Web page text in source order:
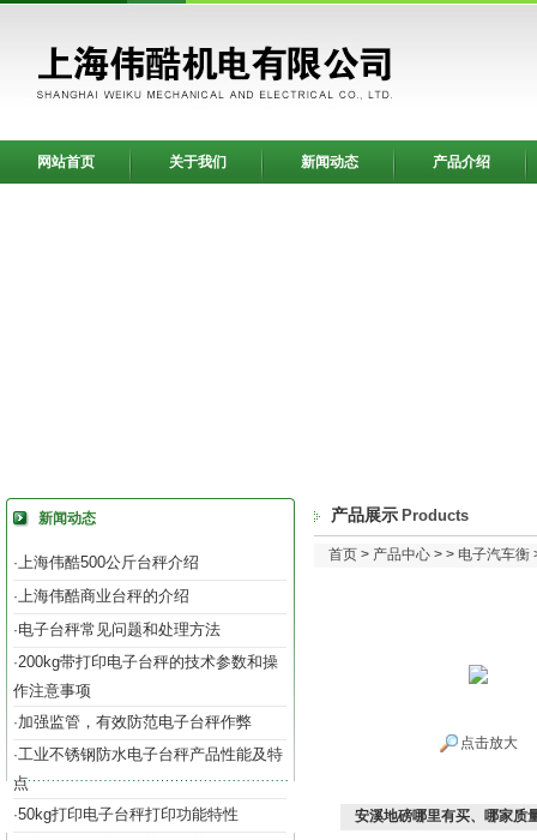
网站首页 关于我们 新闻动态 产品介绍
新闻动态
·上海伟酷500公斤台秤介绍
·上海伟酷商业台秤的介绍
·电子台秤常见问题和处理方法
·200kg带打印电子台秤的技术参数和操
作注意事项
·加强监管，有效防范电子台秤作弊
·工业不锈钢防水电子台秤产品性能及特
点
·50kg打印电子台秤打印功能特性
产品展示 Products
首页 > 产品中心 > > 电子汽车衡
点击放大
安溪地磅哪里有买、哪家质